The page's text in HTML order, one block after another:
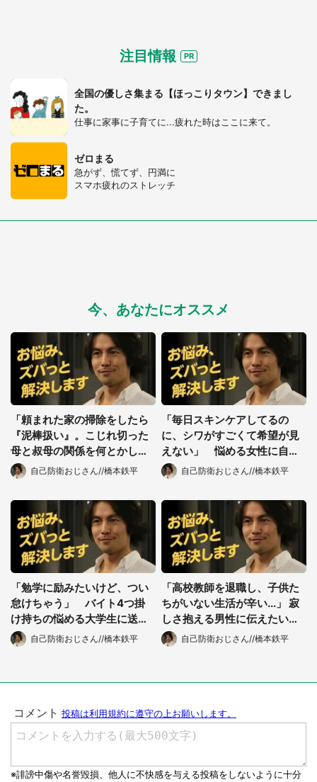
都道府選択
選択する
注目情報
全国の優しさ集まる【ほっこりタウン】できまし
た。
仕事に家事に子育てに...疲れた時はここに来て。
ゼロまる
急がず、慌てず、円満に
スマホ疲れのストレッチ
今、あなたにオススメ
「頼まれた家の掃除をしたら
『泥棒扱い』。こじれ切った
母と叔母の関係を何とかした
いけど、できることはあ
る？」（東京都・30代男性）
自己防衛おじさん//橋本鉄平
「毎日スキンケアしてるの
に、シワがすごくて希望が見
えない」 悩める女性に自己
防衛おじさんが提案する「3
つの心がけ」
自己防衛おじさん//橋本鉄平
「勉学に励みたいけど、つい
怠けちゃう」 バイト4つ掛
け持ちの悩める大学生に送る
「自己防衛ライフ」のすすめ
自己防衛おじさん//橋本鉄平
「高校教師を退職し、子供た
ちがいない生活が辛い...」 寂
しさ抱える男性に伝えたい
「自己防衛の第一歩」
自己防衛おじさん//橋本鉄平